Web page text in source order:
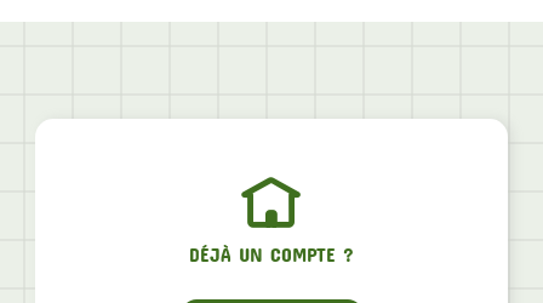
DÉJÀ UN COMPTE ?